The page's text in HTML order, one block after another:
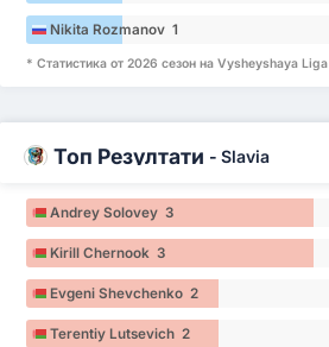
Nikita Rozmanov 1
* Статистика от 2026 сезон на Vysheyshaya Liga
Топ Резултати - Slavia
Andrey Solovey 3
Kirill Chernook 3
Evgeni Shevchenko 2
Terentiy Lutsevich 2